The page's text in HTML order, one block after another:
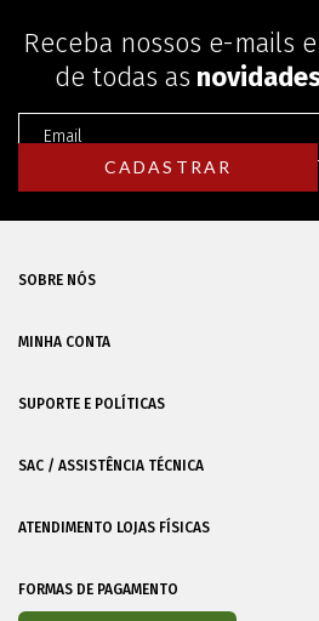
Receba nossos e-mails
de todas as
SOBRE NÓS
MINHA CONTA
SUPORTE E POLÍTICAS
SAC / ASSISTÊNCIA TÉCNICA
ATENDIMENTO LOJAS FÍSICAS
FORMAS DE PAGAMENTO